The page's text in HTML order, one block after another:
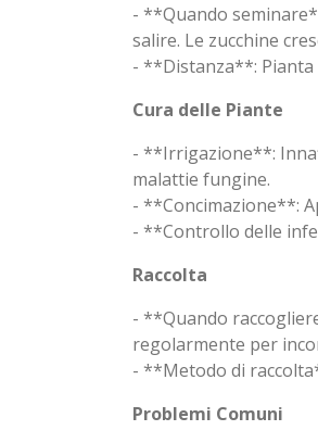
- **Quando
salire. Le zucchine
- **Distanza**: Pianta
Cura delle Piante
- **Irrigazione**:
malattie fungine.
- **Concimazione**:
- **Controllo delle
Raccolta
- **Quando
regolarmente per
- **Metodo di
Problemi Comuni